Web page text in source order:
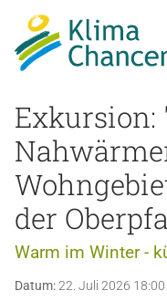
Exkursion:
der
Warm im Winter -
Datum:22. Juli 2026